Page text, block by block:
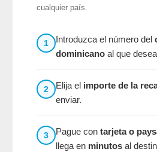
cualquier país.
1 Introduzca el número del
dominicano al que
2 Elija el importe de la
enviar.
3 Pague con tarjeta o
llega en minutos al